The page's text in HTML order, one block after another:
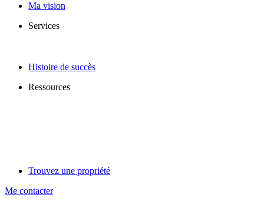
Ma vision
Services
Histoire de succès
Ressources
Trouvez une propriété
Me contacter